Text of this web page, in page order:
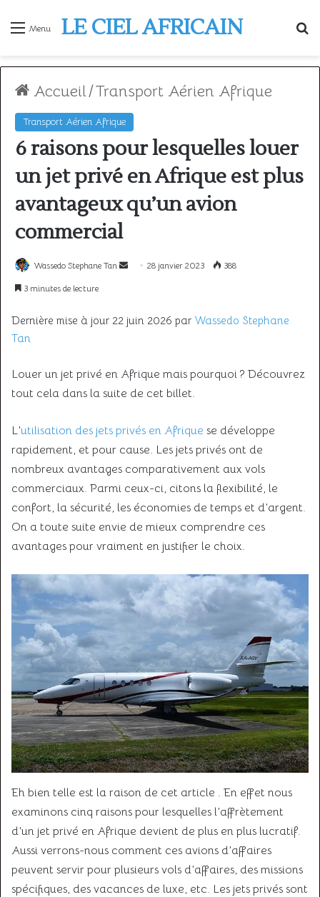
Menu LE CIEL AFRICAIN
Accueil/Transport Aérien Afrique
Transport Aérien Afrique
6 raisons pour lesquelles louer
un jet privé en Afrique est plus
avantageux qu’un avion
commercial
Wassedo Stephane Tan
Envoyer28 janvier 2023 388
3 minutes de lecture
Dernière mise à jour 22 juin 2026 par Wassedo Stephane
Tan
Louer un jet privé en Afrique mais pourquoi ? Découvrez
tout cela dans la suite de cet billet.
L’utilisation des jets privés en Afrique se développe
rapidement, et pour cause. Les jets privés ont de
nombreux avantages comparativement aux vols
commerciaux. Parmi ceux-ci, citons la flexibilité, le
confort, la sécurité, les économies de temps et d’argent.
On a toute suite envie de mieux comprendre ces
avantages pour vraiment en justifier le choix.
Eh bien telle est la raison de cet article . En effet nous
examinons cinq raisons pour lesquelles l’affrètement
d’un jet privé en Afrique devient de plus en plus lucratif.
Aussi verrons-nous comment ces avions d’affaires
peuvent servir pour plusieurs vols d’affaires, des missions
spécifiques, des vacances de luxe, etc. Les jets privés sont